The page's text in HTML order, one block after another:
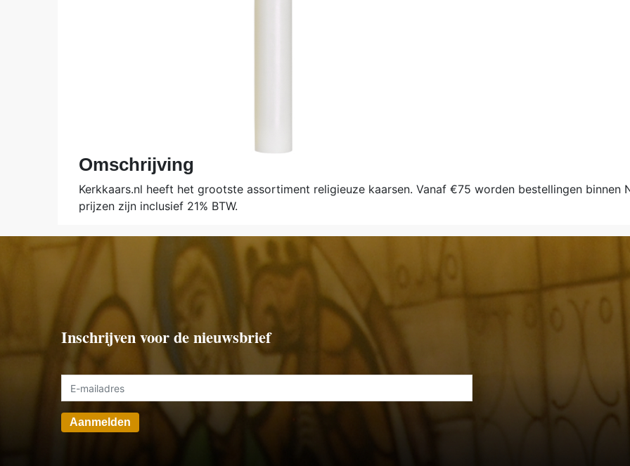
Omschrijving
Kerkkaars.nl heeft het grootste assortiment religieuze kaarsen. Vanaf €75 worden bestellingen binnen
prijzen zijn inclusief 21% BTW.
Inschrijven voor de nieuwsbrief
Aanmelden